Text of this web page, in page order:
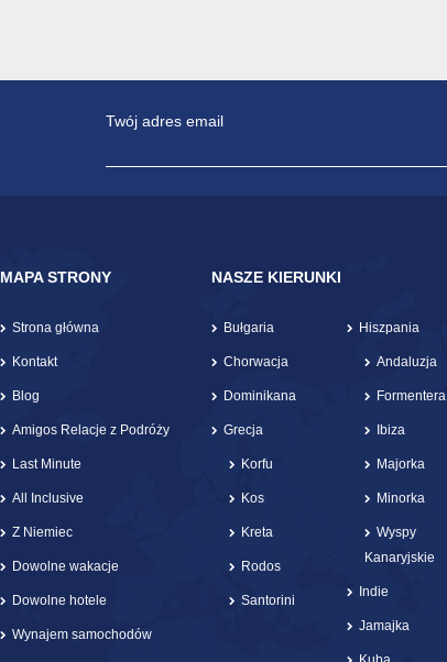
Twój adres email
MAPA STRONY
Strona główna
Kontakt
Blog
Amigos Relacje z Podróży
Last Minute
All Inclusive
Z Niemiec
Dowolne wakacje
Dowolne hotele
Wynajem samochodów
NASZE KIERUNKI
Bułgaria
Chorwacja
Dominikana
Grecja
Korfu
Kos
Kreta
Rodos
Santorini
Hiszpania
Andaluzja
Formentera
Ibiza
Majorka
Minorka
Wyspy
Kanaryjskie
Indie
Jamajka